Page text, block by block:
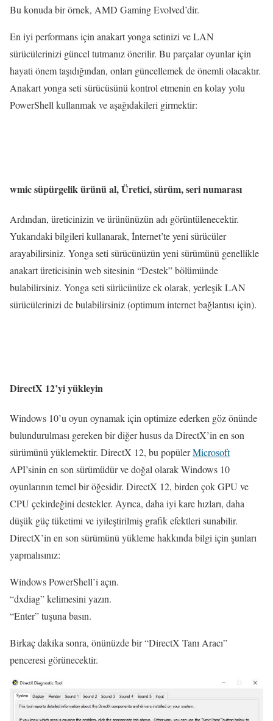
Bu konuda bir örnek, AMD Gaming Evolved’dir.
En iyi performans için anakart yonga setinizi ve LAN
sürücülerinizi güncel tutmanız önerilir. Bu parçalar oyunlar için
hayati önem taşıdığından, onları güncellemek de önemli olacaktır.
Anakart yonga seti sürücüsünü kontrol etmenin en kolay yolu
PowerShell kullanmak ve aşağıdakileri girmektir:
wmic süpürgelik ürünü al, Üretici, sürüm, seri numarası
Ardından, üreticinizin ve ürününüzün adı görüntülenecektir.
Yukarıdaki bilgileri kullanarak, İnternet’te yeni sürücüler
arayabilirsiniz. Yonga seti sürücünüzün yeni sürümünü genellikle
anakart üreticisinin web sitesinin “Destek” bölümünde
bulabilirsiniz. Yonga seti sürücünüze ek olarak, yerleşik LAN
sürücülerinizi de bulabilirsiniz (optimum internet bağlantısı için).
DirectX 12’yi yükleyin
Windows 10’u oyun oynamak için optimize ederken göz önünde
bulundurulması gereken bir diğer husus da DirectX’in en son
sürümünü yüklemektir. DirectX 12, bu popülerMicrosoft
API’sinin en son sürümüdür ve doğal olarak Windows 10
oyunlarının temel bir öğesidir. DirectX 12, birden çok GPU ve
CPU çekirdeğini destekler. Ayrıca, daha iyi kare hızları, daha
düşük güç tüketimi ve iyileştirilmiş grafik efektleri sunabilir.
DirectX’in en son sürümünü yükleme hakkında bilgi için şunları
yapmalısınız:
Windows PowerShell’i açın.
“dxdiag” kelimesini yazın.
“Enter” tuşuna basın.
Birkaç dakika sonra, önünüzde bir “DirectX Tanı Aracı”
penceresi görünecektir.